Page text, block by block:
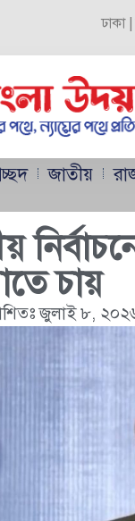
ঢাকা
জাতীয়
চায়
জুলাই ৮,